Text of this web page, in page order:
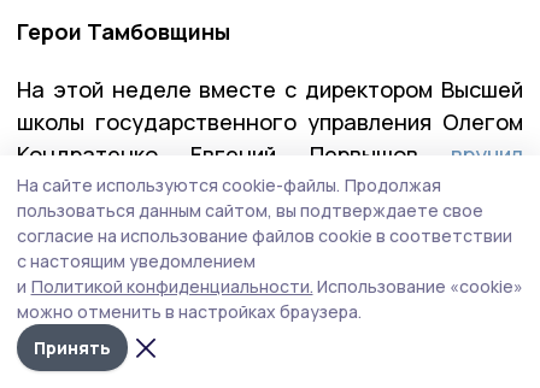
Герои Тамбовщины
На этой неделе вместе с директором Высшей
школы государственного управления Олегом
Кондратенко Евгений Первышов вручил
дипломы выпускникам региональной кадровой
программы «Герои Тамбовщины». Эта
программа разрабатывалась по инициативе
Евгения Первышова — выпускника
федеральной программы «Время героев», и
реализовывалась вместе с его коллегами по
программе — Алексеем Кондратьевым и
На сайте используются cookie-файлы. Продолжая
пользоваться данным сайтом, вы подтверждаете свое
согласие на использование файлов cookie в соответствии
с настоящим уведомлением
и Политикой конфиденциальности. Использование «cookie»
можно отменить в настройках браузера.
Принять